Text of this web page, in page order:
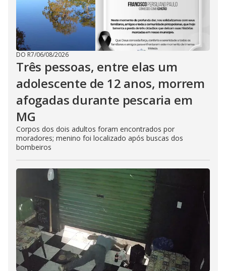
DO R7/06/08/2026
Três pessoas, entre elas um
adolescente de 12 anos, morrem
afogadas durante pescaria em
MG
Corpos dos dois adultos foram encontrados por
moradores; menino foi localizado após buscas dos
bombeiros